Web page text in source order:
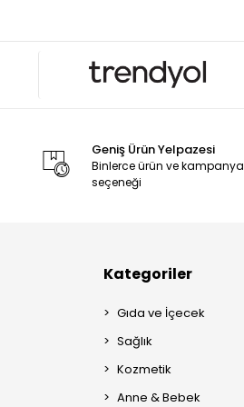
Geniş Ürün Yelpazesi
Binlerce ürün ve kampanya
seçeneği
Kategoriler
Gıda ve İçecek
Sağlık
Kozmetik
Anne & Bebek